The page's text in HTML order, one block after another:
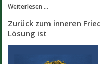
Weiterlesen ...
Zurück zum inneren
Lösung ist